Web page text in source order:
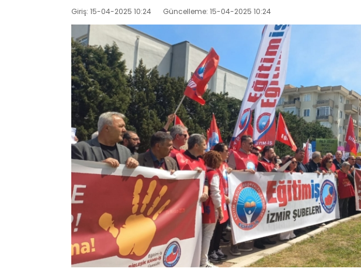
Giriş: 15-04-2025 10:24 Güncelleme: 15-04-2025 10:24